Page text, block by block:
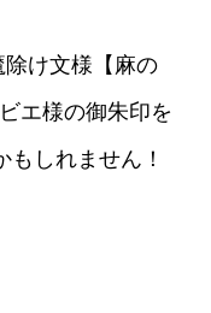
除け文様【麻の
エ様の御朱印を
しれません！